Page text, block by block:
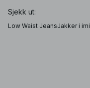
Sjekk ut:
Low Waist JeansJakker i